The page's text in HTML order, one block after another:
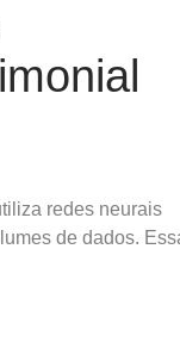
redes neurais
de dados.